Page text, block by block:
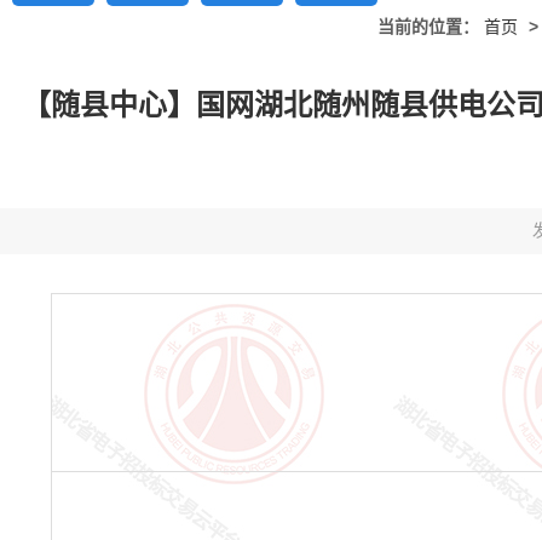
当前的位置： 首页 >
【随县中心】国网湖北随州随县供电公